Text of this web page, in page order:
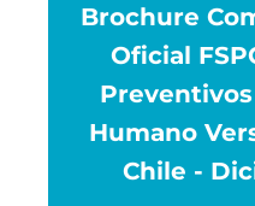
Brochure
Oficial
Humano
Chile -